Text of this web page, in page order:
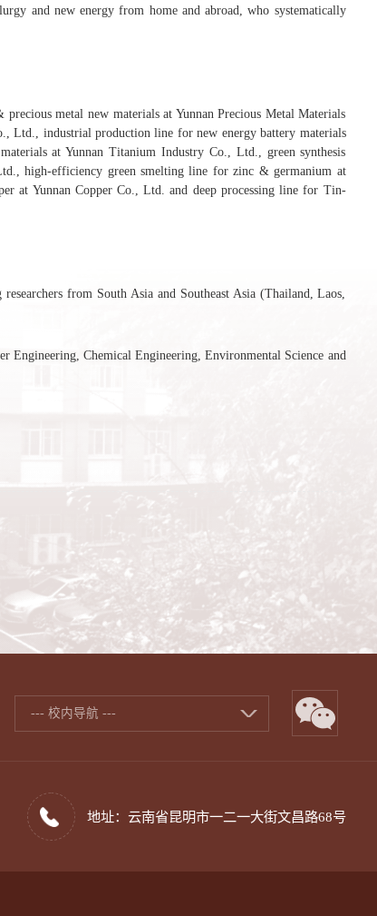
and new energy from home and abroad, who systematically
metal new materials at Yunnan Precious Metal Materials
Ltd., industrial production line for new energy battery materials
at Yunnan Titanium Industry Co., Ltd., green synthesis
high-efficiency green smelting line for zinc & germanium at
at Yunnan Copper Co., Ltd. and deep processing line for Tin-
from South Asia and Southeast Asia (Thailand, Laos,
Engineering, Chemical Engineering, Environmental Science and
--- 校内导航 ---
地址：云南省昆明市一二一大街文昌路68号